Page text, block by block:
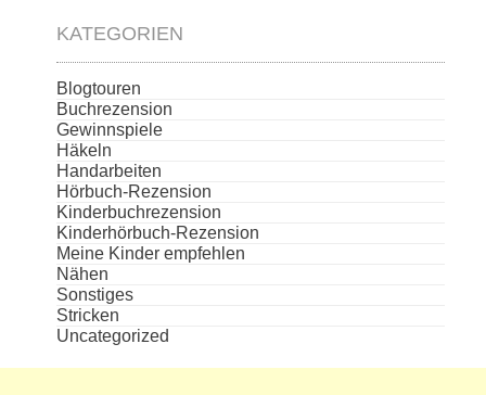
KATEGORIEN
Blogtouren
Buchrezension
Gewinnspiele
Häkeln
Handarbeiten
Hörbuch-Rezension
Kinderbuchrezension
Kinderhörbuch-Rezension
Meine Kinder empfehlen
Nähen
Sonstiges
Stricken
Uncategorized